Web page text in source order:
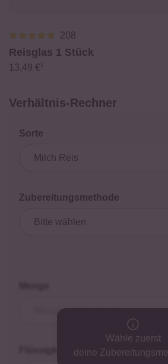
208
Reisglas 1 Stück
13,49 €¹
Verhältnis-Rechner
Sorte
Zubereitungsmethode
Wähle zuerst
deine